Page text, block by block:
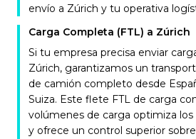
envío a Zúrich y tu operativa
Carga Completa (FTL) a Zúrich
Si tu empresa precisa enviar
Zúrich, garantizamos un
de camión completo desde
Suiza. Este flete FTL de carga
volúmenes de carga optimiza
y ofrece un control superior